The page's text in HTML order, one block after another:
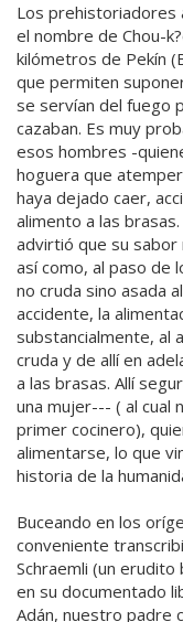
Los prehistoriadores
el nombre de Chou-
kilómetros de Pekín
que permiten
se servían del fuego
cazaban. Es muy
esos hombres -
hoguera que
haya dejado caer,
alimento a las
advirtió que su
así como, al paso de
no cruda sino asada
accidente, la
substancialmente, al
cruda y de allí en
a las brasas. Allí
una mujer--- ( al cual
primer cocinero),
alimentarse, lo que
historia de la
Buceando en los
conveniente
Schraemli (un
en su documentado
Adán, nuestro padre